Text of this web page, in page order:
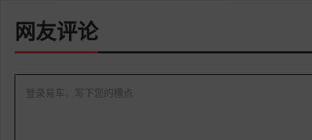
网友评论
登录易车，写下您的槽点